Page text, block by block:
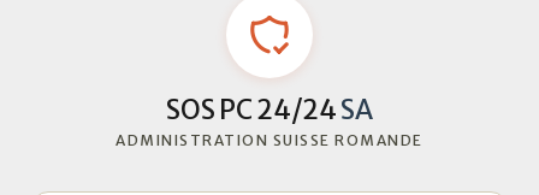
SOS PC 24/24SA
ADMINISTRATION SUISSE ROMANDE